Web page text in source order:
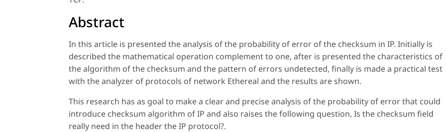
Abstract
In this article is presented the analysis of the probability of error of the checksum in IP. Initially is
described the mathematical operation complement to one, after is presented the characteristics of
the algorithm of the checksum and the pattern of errors undetected, finally is made a practical test
with the analyzer of protocols of network Ethereal and the results are shown.
This research has as goal to make a clear and precise analysis of the probability of error that could
introduce checksum algorithm of IP and also raises the following question, Is the checksum field
really need in the header the IP protocol?.